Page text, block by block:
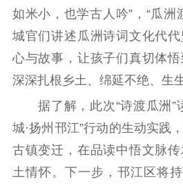
数据资
公共服
新时代公民素养
新闻出版
科研创新
服务管理平台
智库服务
管理平台
文化产业
统计分析
数字出版
审读服务
如米小，也学古人吟”，“瓜洲
城官们讲述瓜洲诗词文化代
心与故事，让孩子们真切体
深深扎根乡土、绵延不绝、生
据了解，此次“诗渡瓜洲”
城·扬州邗江”行动的生动实践
古镇变迁，在品读中悟文脉
土情怀。下一步，邗江区将